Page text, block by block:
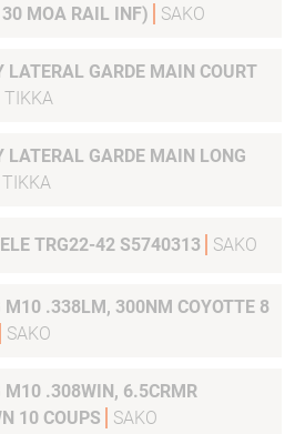
MOA RAIL INF)
SAKO
LATERAL GARDE MAIN COURT
TIKKA
LATERAL GARDE MAIN LONG
TIKKA
TRG22-42 S5740313 SAKO
M10 .338LM, 300NM COYOTTE 8
SAKO
M10 .308WIN, 6.5CRMR
10 COUPS
SAKO